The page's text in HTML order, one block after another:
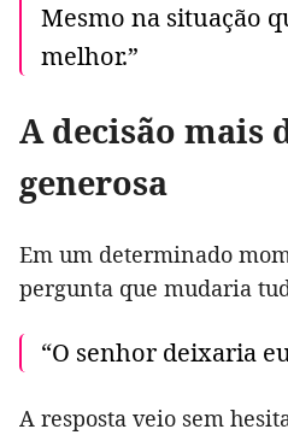
Mesmo na situação
melhor.”
A decisão mais
generosa
Em um determinado
pergunta que mudaria
“O senhor deixaria
A resposta veio sem